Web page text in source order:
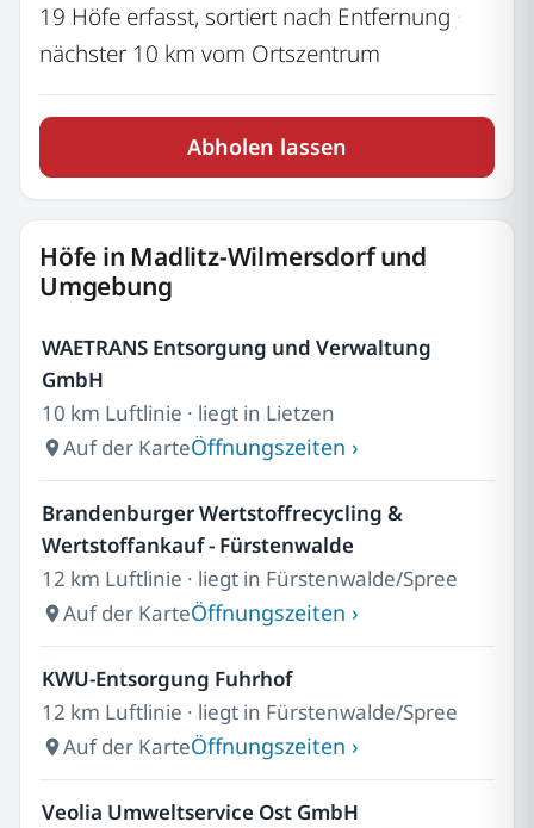
19 Höfe erfasst, sortiert nach Entfernung ·
nächster 10 km vom Ortszentrum
Abholen lassen
Höfe in Madlitz-Wilmersdorf und
Umgebung
WAETRANS Entsorgung und Verwaltung
GmbH
10 km Luftlinie · liegt in Lietzen
Auf der KarteÖffnungszeiten ›
Brandenburger Wertstoffrecycling &
Wertstoffankauf - Fürstenwalde
12 km Luftlinie · liegt in Fürstenwalde/Spree
Auf der KarteÖffnungszeiten ›
KWU-Entsorgung Fuhrhof
12 km Luftlinie · liegt in Fürstenwalde/Spree
Auf der KarteÖffnungszeiten ›
Veolia Umweltservice Ost GmbH